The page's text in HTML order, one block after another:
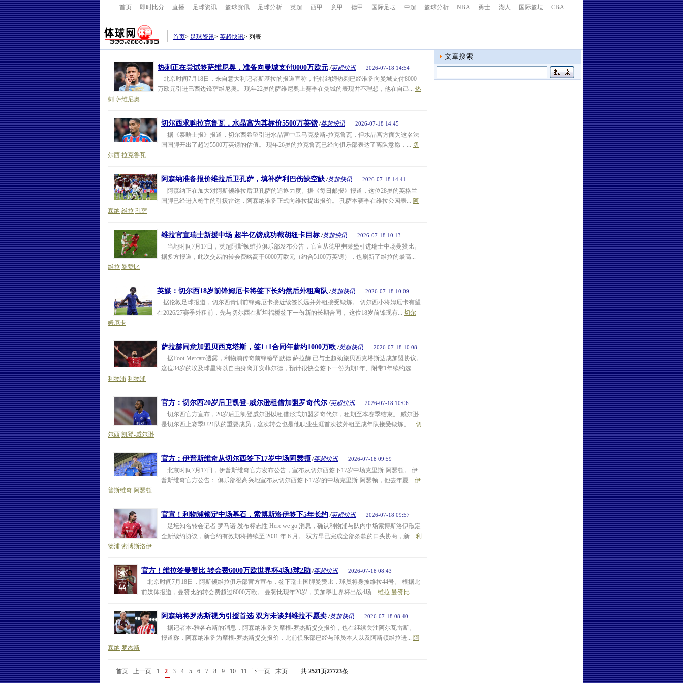
首页 - 即时比分 - 直播 - 足球资讯 - 篮球资讯 - 足球分析 - 英超 - 西甲 - 意甲 - 德甲 - 国际足坛 - 中超 - 篮球分析 - NBA - 勇士 - 湖人 - 国际篮坛 - CBA
首页> 足球资讯> 英超快讯> 列表
热刺正在尝试签萨维尼奥，准备向曼城支付8000万欧元 /英超快讯 2026-07-18 14:54
北京时间7月18日，来自意大利记者斯基拉的报道宣称，托特纳姆热刺已经准备向曼城支付8000
万欧元引进巴西边锋萨维尼奥。 现年22岁的萨维尼奥上赛季在曼城的表现并不理想，他在自己... 热
刺 萨维尼奥
切尔西求购拉克鲁瓦，水晶宫为其标价5500万英镑 /英超快讯 2026-07-18 14:45
据《泰晤士报》报道，切尔西希望引进水晶宫中卫马克桑斯-拉克鲁瓦，但水晶宫方面为这名法
国国脚开出了超过5500万英镑的估值。 现年26岁的拉克鲁瓦已经向俱乐部表达了离队意愿，... 切
尔西 拉克鲁瓦
阿森纳准备报价维拉后卫孔萨，填补萨利巴伤缺空缺 /英超快讯 2026-07-18 14:41
阿森纳正在加大对阿斯顿维拉后卫孔萨的追逐力度。据《每日邮报》报道，这位28岁的英格兰
国脚已经进入枪手的引援雷达，阿森纳准备正式向维拉提出报价。 孔萨本赛季在维拉公园表... 阿
森纳 维拉 孔萨
维拉官宣瑞士新援中场 超半亿镑成功截胡纽卡目标 /英超快讯 2026-07-18 10:13
当地时间7月17日，英超阿斯顿维拉俱乐部发布公告，官宣从德甲弗莱堡引进瑞士中场曼赞比。
据多方报道，此次交易的转会费略高于6000万欧元（约合5100万英镑），也刷新了维拉的最高...
维拉 曼赞比
英媒：切尔西18岁前锋姆厄卡将签下长约然后外租离队 /英超快讯 2026-07-18 10:09
据伦敦足球报道，切尔西青训前锋姆厄卡接近续签长远并外租接受锻炼。 切尔西小将姆厄卡有望
在2026/27赛季外租前，先与切尔西在斯坦福桥签下一份新的长期合同， 这位18岁前锋现有... 切尔
姆厄卡
萨拉赫同意加盟贝西克塔斯，签1+1合同年薪约1000万欧 /英超快讯 2026-07-18 10:08
据Foot Mercato透露，利物浦传奇前锋穆罕默德 萨拉赫 已与土超劲旅贝西克塔斯达成加盟协议。
这位34岁的埃及球星将以自由身离开安菲尔德，预计很快会签下一份为期1年、附带1年续约选...
利物浦 利物浦
官方：切尔西20岁后卫凯登-威尔逊租借加盟罗奇代尔 /英超快讯 2026-07-18 10:06
切尔西官方宣布，20岁后卫凯登威尔逊以租借形式加盟罗奇代尔，租期至本赛季结束。 威尔逊
是切尔西上赛季U21队的重要成员，这次转会也是他职业生涯首次被外租至成年队接受锻炼。... 切
尔西 凯登-威尔逊
官方：伊普斯维奇从切尔西签下17岁中场阿瑟顿 /英超快讯 2026-07-18 09:59
北京时间7月17日，伊普斯维奇官方发布公告，宣布从切尔西签下17岁中场克里斯-阿瑟顿。 伊
普斯维奇官方公告： 俱乐部很高兴地宣布从切尔西签下17岁的中场克里斯-阿瑟顿，他去年夏... 伊
普斯维奇 阿瑟顿
官宣！利物浦锁定中场基石，索博斯洛伊签下5年长约 /英超快讯 2026-07-18 09:57
足坛知名转会记者 罗马诺 发布标志性 Here we go 消息，确认利物浦与队内中场索博斯洛伊敲定
全新续约协议，新合约有效期将持续至 2031 年 6 月。 双方早已完成全部条款的口头协商，新... 利
物浦 索博斯洛伊
官方！维拉签曼赞比 转会费6000万欧世界杯4场3球2助 /英超快讯 2026-07-18 08:43
北京时间7月18日，阿斯顿维拉俱乐部官方宣布，签下瑞士国脚曼赞比，球员将身披维拉44号。 根据此
前媒体报道，曼赞比的转会费超过6000万欧。 曼赞比现年20岁，美加墨世界杯出战4场... 维拉 曼赞比
阿森纳将罗杰斯视为引援首选 双方未谈判维拉不愿卖 /英超快讯 2026-07-18 08:40
据记者本-雅各布斯的消息，阿森纳准备为摩根-罗杰斯提交报价，也在继续关注阿尔瓦雷斯。
报道称，阿森纳准备为摩根-罗杰斯提交报价，此前俱乐部已经与球员本人以及阿斯顿维拉进... 阿
森纳 罗杰斯
首页 上一页 1 2 3 4 5 6 7 8 9 10 11 下一页 末页 共 2521页27723条
文章搜索